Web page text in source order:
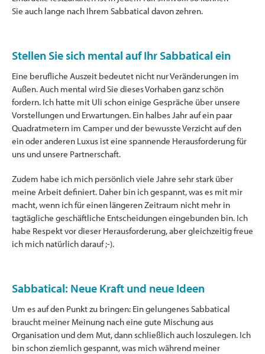
Sie auch lange nach Ihrem Sabbatical davon zehren.
Stellen Sie sich mental auf Ihr Sabbatical ein
Eine berufliche Auszeit bedeutet nicht nur Veränderungen im
Außen. Auch mental wird Sie dieses Vorhaben ganz schön
fordern. Ich hatte mit Uli schon einige Gespräche über unsere
Vorstellungen und Erwartungen. Ein halbes Jahr auf ein paar
Quadratmetern im Camper und der bewusste Verzicht auf den
ein oder anderen Luxus ist eine spannende Herausforderung für
uns und unsere Partnerschaft.
Zudem habe ich mich persönlich viele Jahre sehr stark über
meine Arbeit definiert. Daher bin ich gespannt, was es mit mir
macht, wenn ich für einen längeren Zeitraum nicht mehr in
tagtägliche geschäftliche Entscheidungen eingebunden bin. Ich
habe Respekt vor dieser Herausforderung, aber gleichzeitig freue
ich mich natürlich darauf ;-).
Sabbatical: Neue Kraft und neue Ideen
Um es auf den Punkt zu bringen: Ein gelungenes Sabbatical
braucht meiner Meinung nach eine gute Mischung aus
Organisation und dem Mut, dann schließlich auch loszulegen. Ich
bin schon ziemlich gespannt, was mich während meiner